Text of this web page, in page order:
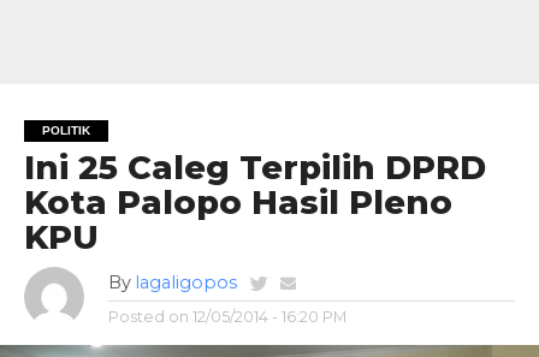
POLITIK
Ini 25 Caleg Terpilih DPRD
Kota Palopo Hasil Pleno
KPU
By lagaligopos
Posted on 12/05/2014 - 16:20 PM